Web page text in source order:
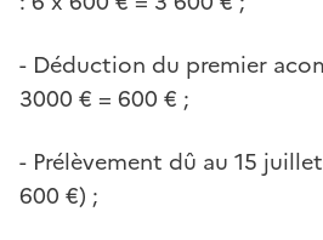
- Déduction du premier
3000 € = 600 € ;
- Prélèvement dû au 15
600 €) ;